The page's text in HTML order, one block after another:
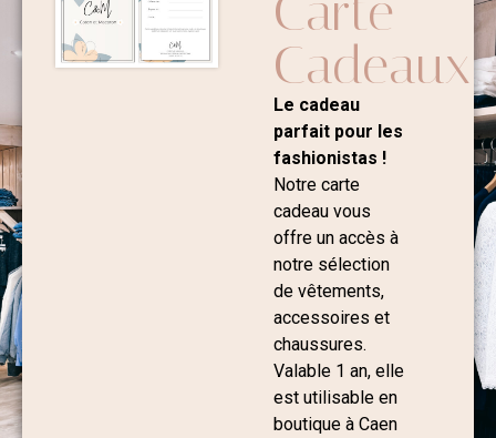
Cadeaux
Le cadeau
parfait pour les
fashionistas !
Notre carte
cadeau vous
offre un accès à
notre sélection
de vêtements,
accessoires et
chaussures.
Valable 1 an, elle
est utilisable en
boutique à Caen